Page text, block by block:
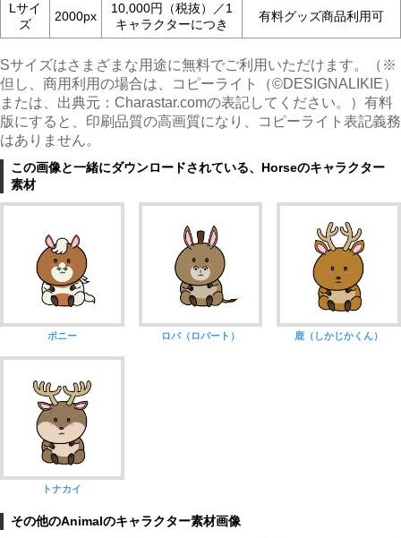
Lサイ
ズ
2000px
10,000円（税抜）／1
キャラクターにつき
有料グッズ商品利用可
Sサイズはさまざまな用途に無料でご利用いただけます。（※
但し、商用利用の場合は、コピーライト（©︎DESIGNALIKIE）
または、出典元：Charastar.comの表記してください。）有料
版にすると、印刷品質の高画質になり、コピーライト表記義務
はありません。
この画像と一緒にダウンロードされている、Horseのキャラクター
素材
ポニー ロバ（ロバート） 鹿（しかじかくん）
トナカイ
その他のAnimalのキャラクター素材画像